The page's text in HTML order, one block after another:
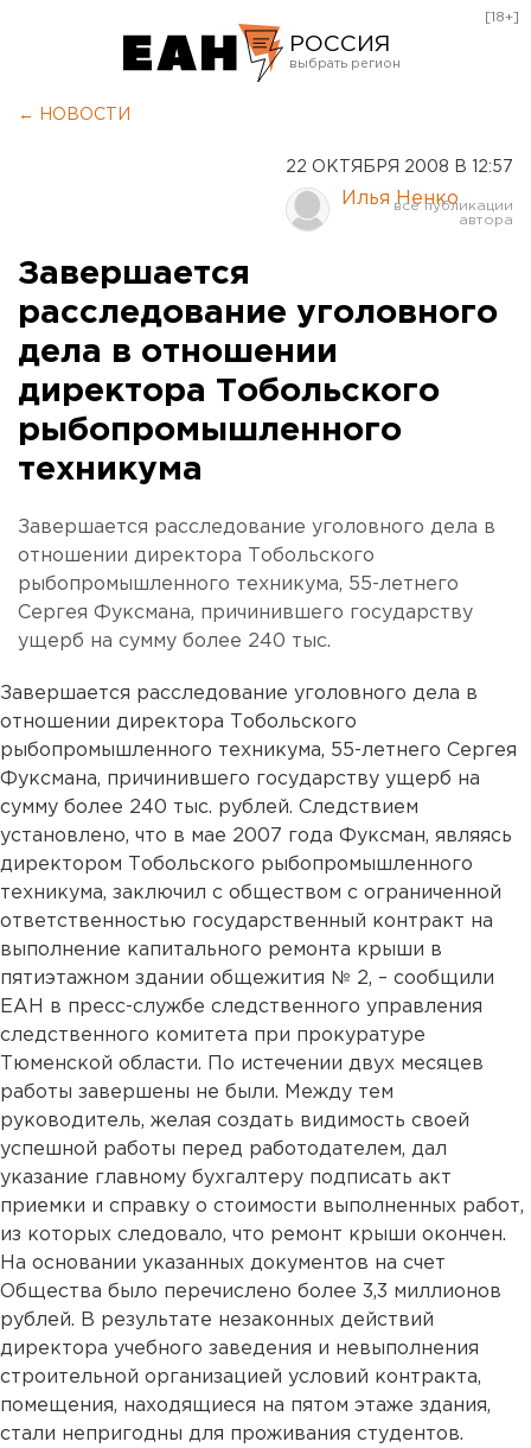
РОССИЯ
Курган
Оренбург
[18+]
← НОВОСТИ
22 ОКТЯБРЯ 2008 В 12:57
Илья Ненко
Завершается
расследование уголовного
дела в отношении
директора Тобольского
рыбопромышленного
техникума
Завершается расследование уголовного дела в
отношении директора Тобольского
рыбопромышленного техникума, 55-летнего
Сергея Фуксмана, причинившего государству
ущерб на сумму более 240 тыс.
Завершается расследование уголовного дела в
отношении директора Тобольского
рыбопромышленного техникума, 55-летнего Сергея
Фуксмана, причинившего государству ущерб на
сумму более 240 тыс. рублей. Следствием
установлено, что в мае 2007 года Фуксман, являясь
директором Тобольского рыбопромышленного
техникума, заключил с обществом с ограниченной
ответственностью государственный контракт на
выполнение капитального ремонта крыши в
пятиэтажном здании общежития № 2, – сообщили
ЕАН в пресс-службе следственного управления
следственного комитета при прокуратуре
Тюменской области. По истечении двух месяцев
работы завершены не были. Между тем
руководитель, желая создать видимость своей
успешной работы перед работодателем, дал
указание главному бухгалтеру подписать акт
приемки и справку о стоимости выполненных работ,
из которых следовало, что ремонт крыши окончен.
На основании указанных документов на счет
Общества было перечислено более 3,3 миллионов
рублей. В результате незаконных действий
директора учебного заведения и невыполнения
строительной организацией условий контракта,
помещения, находящиеся на пятом этаже здания,
стали непригодны для проживания студентов.